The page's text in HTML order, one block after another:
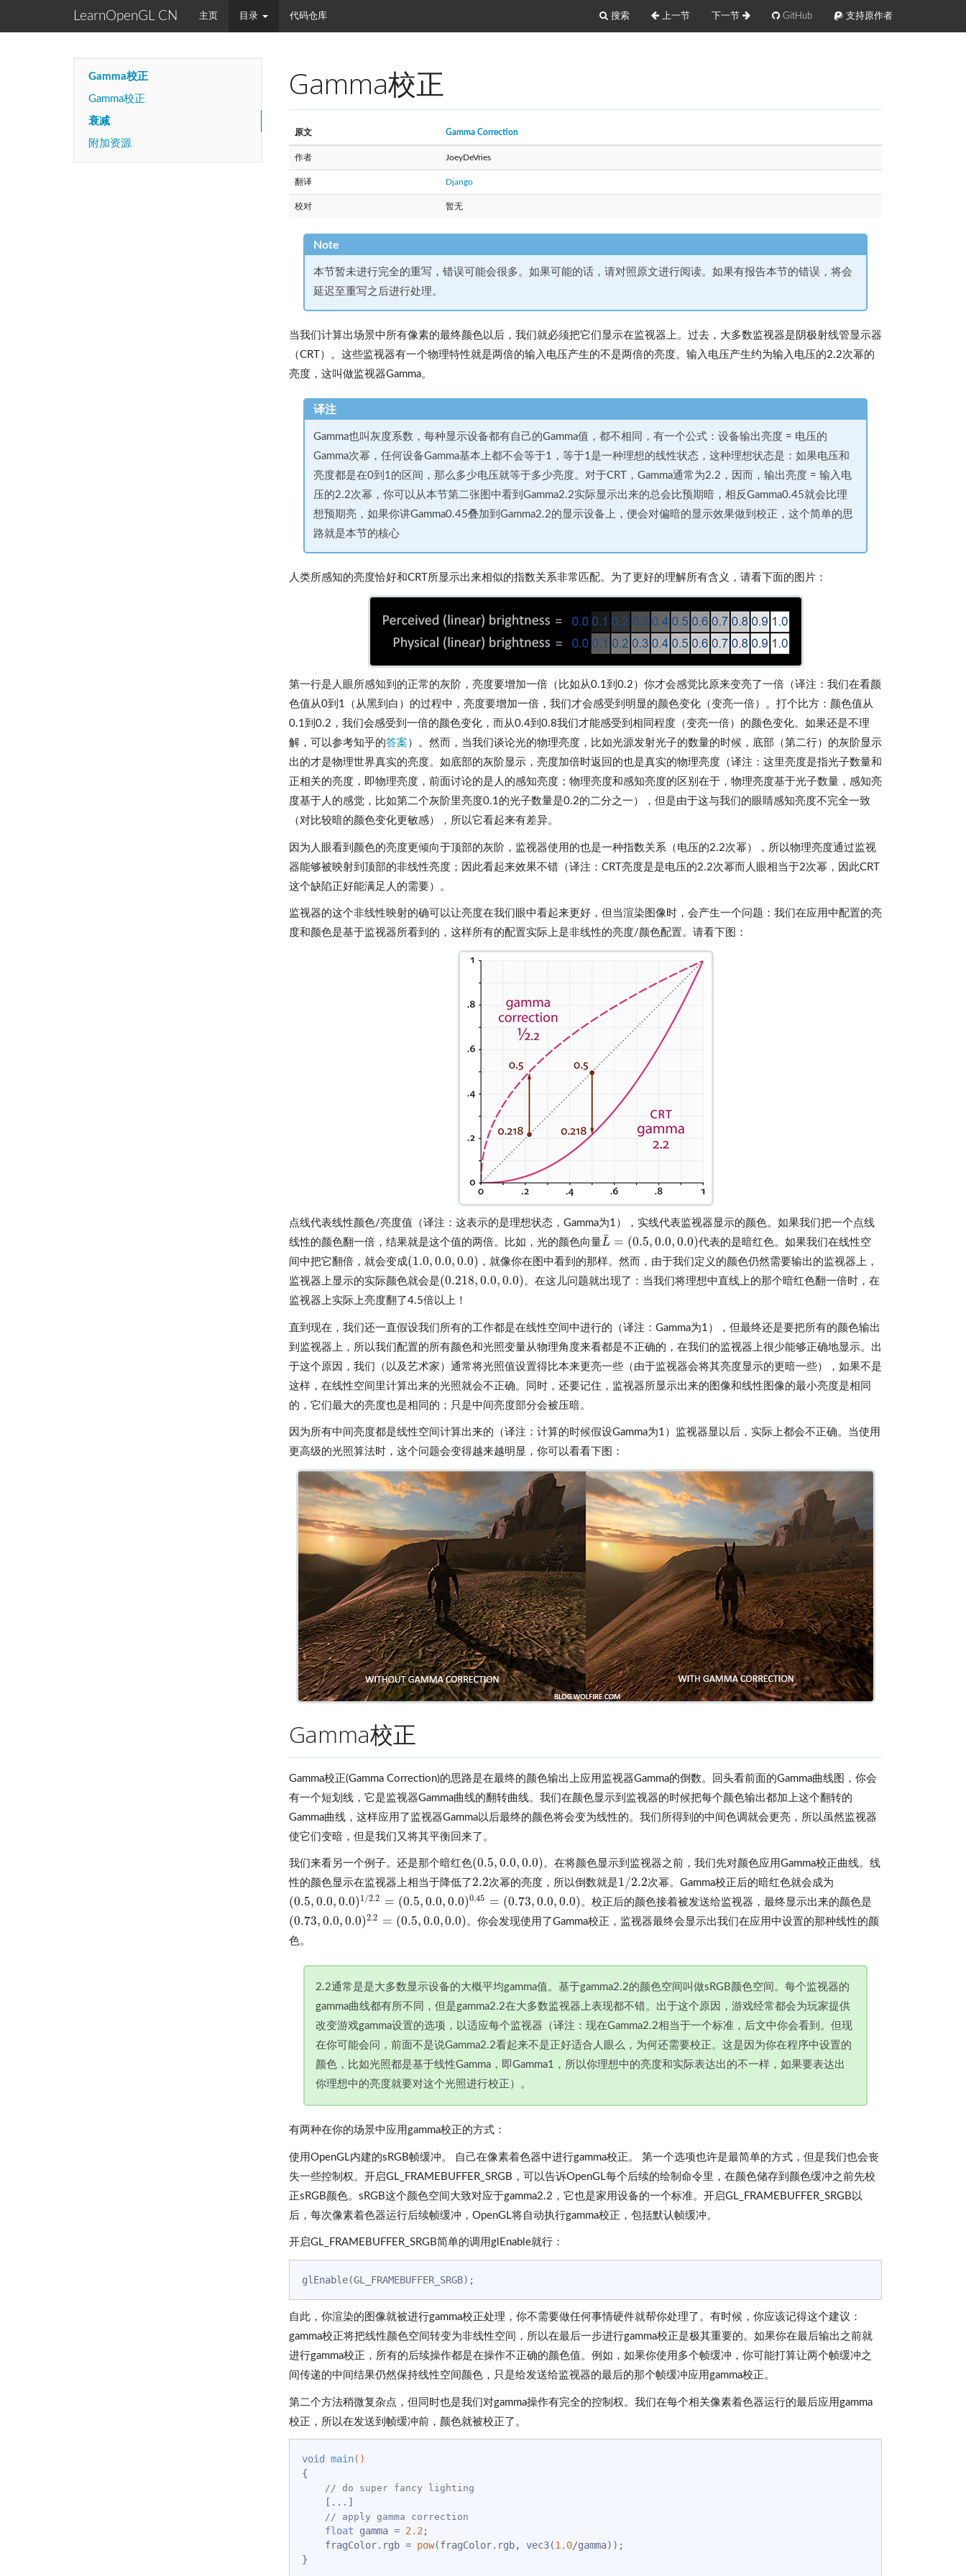
LearnOpenGL CN 主页 目录 代码仓库 搜索 上一节 下一节 GitHub 支持原作者
Gamma校正
Gamma校正
衰减
附加资源
Gamma校正
原文 Gamma Correction
作者 JoeyDeVries
翻译 Django
校对 暂无
Note
本节暂未进行完全的重写，错误可能会很多。如果可能的话，请对照原文进行阅读。如果有报告本节的错误，将会
延迟至重写之后进行处理。
当我们计算出场景中所有像素的最终颜色以后，我们就必须把它们显示在监视器上。过去，大多数监视器是阴极射线管显示器
（CRT）。这些监视器有一个物理特性就是两倍的输入电压产生的不是两倍的亮度。输入电压产生约为输入电压的2.2次幂的
亮度，这叫做监视器Gamma。
译注
Gamma也叫灰度系数，每种显示设备都有自己的Gamma值，都不相同，有一个公式：设备输出亮度 = 电压的
Gamma次幂，任何设备Gamma基本上都不会等于1，等于1是一种理想的线性状态，这种理想状态是：如果电压和
亮度都是在0到1的区间，那么多少电压就等于多少亮度。对于CRT，Gamma通常为2.2，因而，输出亮度 = 输入电
压的2.2次幂，你可以从本节第二张图中看到Gamma2.2实际显示出来的总会比预期暗，相反Gamma0.45就会比理
想预期亮，如果你讲Gamma0.45叠加到Gamma2.2的显示设备上，便会对偏暗的显示效果做到校正，这个简单的思
路就是本节的核心
人类所感知的亮度恰好和CRT所显示出来相似的指数关系非常匹配。为了更好的理解所有含义，请看下面的图片：
第一行是人眼所感知到的正常的灰阶，亮度要增加一倍（比如从0.1到0.2）你才会感觉比原来变亮了一倍（译注：我们在看颜
色值从0到1（从黑到白）的过程中，亮度要增加一倍，我们才会感受到明显的颜色变化（变亮一倍）。打个比方：颜色值从
0.1到0.2，我们会感受到一倍的颜色变化，而从0.4到0.8我们才能感受到相同程度（变亮一倍）的颜色变化。如果还是不理
解，可以参考知乎的答案 ）。然而，当我们谈论光的物理亮度，比如光源发射光子的数量的时候，底部（第二行）的灰阶显示
出的才是物理世界真实的亮度。如底部的灰阶显示，亮度加倍时返回的也是真实的物理亮度（译注：这里亮度是指光子数量和
正相关的亮度，即物理亮度，前面讨论的是人的感知亮度；物理亮度和感知亮度的区别在于，物理亮度基于光子数量，感知亮
度基于人的感觉，比如第二个灰阶里亮度0.1的光子数量是0.2的二分之一），但是由于这与我们的眼睛感知亮度不完全一致
（对比较暗的颜色变化更敏感），所以它看起来有差异。
因为人眼看到颜色的亮度更倾向于顶部的灰阶，监视器使用的也是一种指数关系（电压的2.2次幂），所以物理亮度通过监视
器能够被映射到顶部的非线性亮度；因此看起来效果不错（译注：CRT亮度是是电压的2.2次幂而人眼相当于2次幂，因此CRT
这个缺陷正好能满足人的需要）。
监视器的这个非线性映射的确可以让亮度在我们眼中看起来更好，但当渲染图像时，会产生一个问题：我们在应用中配置的亮
度和颜色是基于监视器所看到的，这样所有的配置实际上是非线性的亮度/颜色配置。请看下图：
点线代表线性颜色/亮度值（译注：这表示的是理想状态，Gamma为1），实线代表监视器显示的颜色。如果我们把一个点线
线性的颜色翻一倍，结果就是这个值的两倍。比如，光的颜色向量L
¯ = (0.5,0.0,0.0)
L¯ =(0.5,0.0 ,0.0)
代表的是暗红色。如果我们在线性空
间中把它翻倍，就会变成(1.0,0.0,0.0)
( 1.0,0.0,0.0)
，就像你在图中看到的那样。然而，由于我们定义的颜色仍然需要输出的监视器上，
监视器上显示的实际颜色就会是(0.218,0.0,0.0)
( 0.218,0.0,0.0)
。在这儿问题就出现了：当我们将理想中直线上的那个暗红色翻一倍时，在
监视器上实际上亮度翻了4.5倍以上！
直到现在，我们还一直假设我们所有的工作都是在线性空间中进行的（译注：Gamma为1），但最终还是要把所有的颜色输出
到监视器上，所以我们配置的所有颜色和光照变量从物理角度来看都是不正确的，在我们的监视器上很少能够正确地显示。出
于这个原因，我们（以及艺术家）通常将光照值设置得比本来更亮一些（由于监视器会将其亮度显示的更暗一些），如果不是
这样，在线性空间里计算出来的光照就会不正确。同时，还要记住，监视器所显示出来的图像和线性图像的最小亮度是相同
的，它们最大的亮度也是相同的；只是中间亮度部分会被压暗。
因为所有中间亮度都是线性空间计算出来的（译注：计算的时候假设Gamma为1）监视器显以后，实际上都会不正确。当使用
更高级的光照算法时，这个问题会变得越来越明显，你可以看看下图：
Gamma校正
Gamma校正(Gamma Correction)的思路是在最终的颜色输出上应用监视器Gamma的倒数。回头看前面的Gamma曲线图，你会
有一个短划线，它是监视器Gamma曲线的翻转曲线。我们在颜色显示到监视器的时候把每个颜色输出都加上这个翻转的
Gamma曲线，这样应用了监视器Gamma以后最终的颜色将会变为线性的。我们所得到的中间色调就会更亮，所以虽然监视器
使它们变暗，但是我们又将其平衡回来了。
我们来看另一个例子。还是那个暗红色(0.5,0.0,0.0)
( 0.5,0.0,0.0)
。在将颜色显示到监视器之前，我们先对颜色应用Gamma校正曲线。线
性的颜色显示在监视器上相当于降低了 2.2
2.2次幂的亮度，所以倒数就是1/2.2
1/ 2.2 次幂。Gamma校正后的暗红色就会成为
(0.5,0.0,0.0)1 /2.2 = (0.5,0.0,0.0)0.45 = (0.73,0.0,0.0)
( 0.5,0.0,0.0)1/2.2= 0.5 , 0.0,0.0)0.45=(0.73,0.0,0.0) 。校正后的颜色接着被发送给监视器，最终显示出来的颜色是
(0.73,0.0,0.0)2.2 = (0.5,0.0,0.0)
( 0.73,0.0,0.0)2.2=( 0.5 0.0,0.0)
。你会发现使用了Gamma校正，监视器最终会显示出我们在应用中设置的那种线性的颜
色。
2.2通常是是大多数显示设备的大概平均gamma值。基于gamma2.2的颜色空间叫做sRGB颜色空间。每个监视器的
gamma曲线都有所不同，但是gamma2.2在大多数监视器上表现都不错。出于这个原因，游戏经常都会为玩家提供
改变游戏gamma设置的选项，以适应每个监视器（译注：现在Gamma2.2相当于一个标准，后文中你会看到。但现
在你可能会问，前面不是说Gamma2.2看起来不是正好适合人眼么，为何还需要校正。这是因为你在程序中设置的
颜色，比如光照都是基于线性Gamma，即Gamma1，所以你理想中的亮度和实际表达出的不一样，如果要表达出
你理想中的亮度就要对这个光照进行校正）。
有两种在你的场景中应用gamma校正的方式：
使用OpenGL内建的sRGB帧缓冲。 自己在像素着色器中进行gamma校正。 第一个选项也许是最简单的方式，但是我们也会丧
失一些控制权。开启GL_FRAMEBUFFER_SRGB，可以告诉OpenGL每个后续的绘制命令里，在颜色储存到颜色缓冲之前先校
正sRGB颜色。sRGB这个颜色空间大致对应于gamma2.2，它也是家用设备的一个标准。开启GL_FRAMEBUFFER_SRGB以
后，每次像素着色器运行后续帧缓冲，OpenGL将自动执行gamma校正，包括默认帧缓冲。
开启GL_FRAMEBUFFER_SRGB简单的调用glEnable就行：
自此，你渲染的图像就被进行gamma校正处理，你不需要做任何事情硬件就帮你处理了。有时候，你应该记得这个建议：
gamma校正将把线性颜色空间转变为非线性空间，所以在最后一步进行gamma校正是极其重要的。如果你在最后输出之前就
进行gamma校正，所有的后续操作都是在操作不正确的颜色值。例如，如果你使用多个帧缓冲，你可能打算让两个帧缓冲之
间传递的中间结果仍然保持线性空间颜色，只是给发送给监视器的最后的那个帧缓冲应用gamma校正。
第二个方法稍微复杂点，但同时也是我们对gamma操作有完全的控制权。我们在每个相关像素着色器运行的最后应用gamma
校正，所以在发送到帧缓冲前，颜色就被校正了。
void main()
{
// do super fancy lighting
// apply gamma correction
float gamma = 2.2 ;
    fragColor.rgb =
pow(fragColor.rgb, vec3(1.0/gamma));